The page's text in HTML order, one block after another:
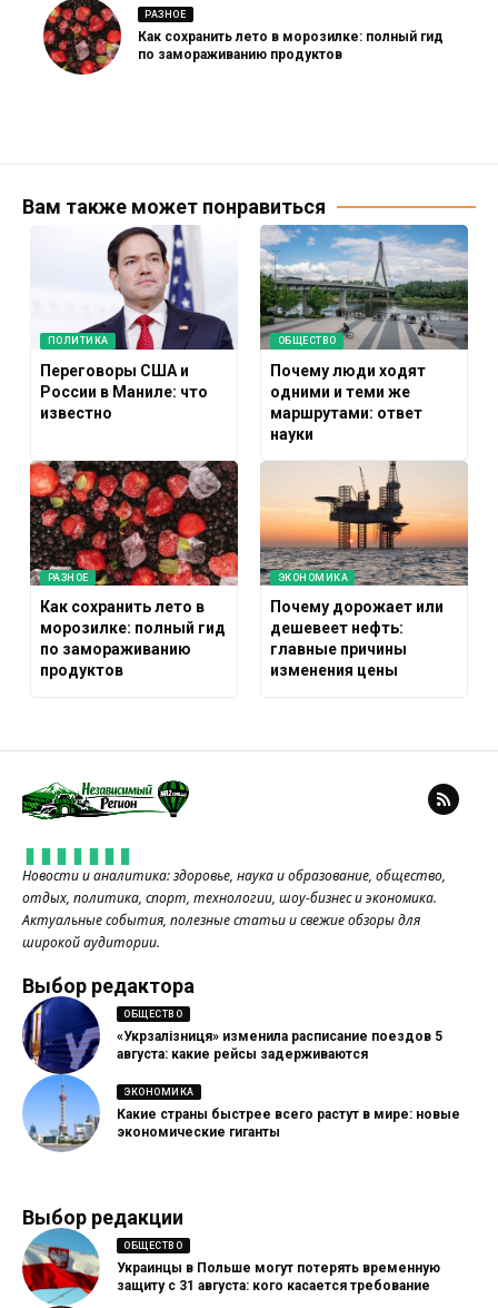
РАЗНОЕ
Как сохранить лето в морозилке: полный гид
по замораживанию продуктов
Вам также может понравиться
ПОЛИТИКА
Переговоры США и
России в Маниле: что
известно
ОБЩЕСТВО
Почему люди ходят
одними и теми же
маршрутами: ответ
науки
РАЗНОЕ
Как сохранить лето в
морозилке: полный гид
по замораживанию
продуктов
ЭКОНОМИКА
Почему дорожает или
дешевеет нефть:
главные причины
изменения цены
Новости и аналитика: здоровье, наука и образование, общество,
отдых, политика, спорт, технологии, шоу-бизнес и экономика.
Актуальные события, полезные статьи и свежие обзоры для
широкой аудитории.
Выбор редактора
ОБЩЕСТВО
«Укрзалізниця» изменила расписание поездов 5
августа: какие рейсы задерживаются
ЭКОНОМИКА
Какие страны быстрее всего растут в мире: новые
экономические гиганты
Выбор редакции
ОБЩЕСТВО
Украинцы в Польше могут потерять временную
защиту с 31 августа: кого касается требование